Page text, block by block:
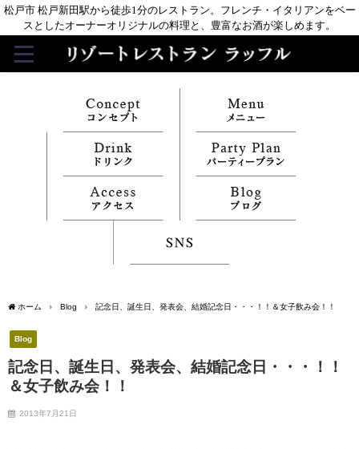
松戸市 松戸新田駅から徒歩1分のレストラン。フレンチ・イタリアンをベー
スとしたオーナーオリジナルの料理と、豊富なお酒が楽しめます。
ホーム Blog 記念日、誕生日、発表会、結婚記念日・・・！！＆女子飲み会！！
Blog
記念日、誕生日、発表会、結婚記念日・・・！！
＆女子飲み会！！
2013年7月21日